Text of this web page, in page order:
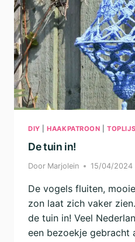
DIY |HAAKPATROON |
De tuin in!
Door Marjolein 15/04/2024
De vogels fluiten,
zon laat zich vaker
de tuin in! Veel
een bezoekje gebracht